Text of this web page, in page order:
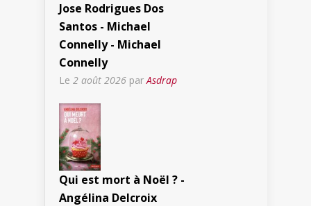
Jose Rodrigues Dos
Santos - Michael
Connelly - Michael
Connelly
Le 2 août 2026 parAsdrap
Qui est mort à Noël ? -
Angélina Delcroix